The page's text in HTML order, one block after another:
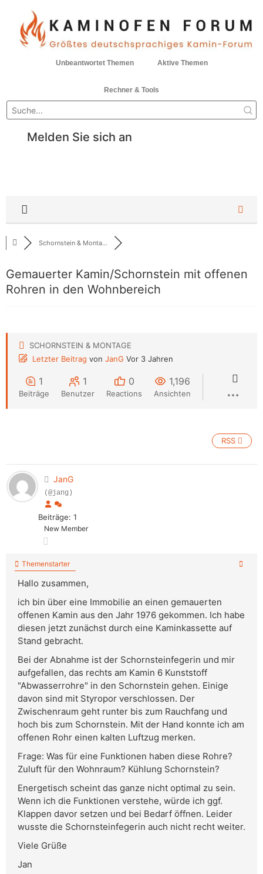
Unbeantwortet Themen Aktive Themen
Rechner & Tools
Melden Sie sich an
Schornstein & Monta...
Gemauerter Kamin/Schornstein mit offenen
Rohren in den Wohnbereich
SCHORNSTEIN & MONTAGE
Letzter Beitrag von JanG Vor 3 Jahren
1
Beiträge
1
Benutzer
0
Reactions
1,196
Ansichten
RSS
JanG
(@jang)
Beiträge: 1
New Member
Themenstarter
Hallo zusammen,
ich bin über eine Immobilie an einen gemauerten
offenen Kamin aus den Jahr 1976 gekommen. Ich habe
diesen jetzt zunächst durch eine Kaminkassette auf
Stand gebracht.
Bei der Abnahme ist der Schornsteinfegerin und mir
aufgefallen, das rechts am Kamin 6 Kunststoff
"Abwasserrohre" in den Schornstein gehen. Einige
davon sind mit Styropor verschlossen. Der
Zwischenraum geht runter bis zum Rauchfang und
hoch bis zum Schornstein. Mit der Hand konnte ich am
offenen Rohr einen kalten Luftzug merken.
Frage: Was für eine Funktionen haben diese Rohre?
Zuluft für den Wohnraum? Kühlung Schornstein?
Energetisch scheint das ganze nicht optimal zu sein.
Wenn ich die Funktionen verstehe, würde ich ggf.
Klappen davor setzen und bei Bedarf öffnen. Leider
wusste die Schornsteinfegerin auch nicht recht weiter.
Viele Grüße
Jan